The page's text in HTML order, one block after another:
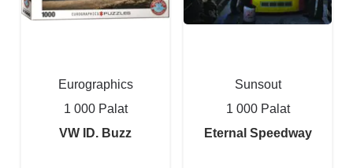
Eurographics
1 000 Palat
VW ID. Buzz
Sunsout
1 000 Palat
Eternal Speedway